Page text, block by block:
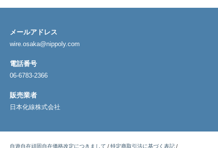
メールアドレス
wire.osaka@nippoly.com
電話番号
06-6783-2366
販売業者
日本化線株式会社
自遊自在頑固自在価格改定につきまして / 特定商取引法に基づく表記 /